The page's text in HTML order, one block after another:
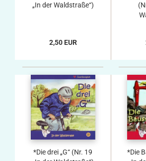
„In der Waldstraße“)
2,50 EUR
*Die drei „G“ (Nr. 19
*Die